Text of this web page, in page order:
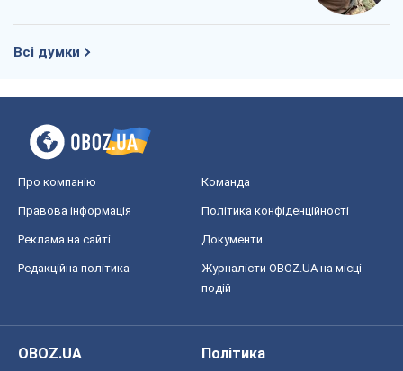
Всі думки
Про компанію Команда
Правова інформація Політика конфіденційності
Реклама на сайті Документи
Редакційна політика
Журналісти OBOZ.UA на місці
подій
OBOZ.UA
Політика